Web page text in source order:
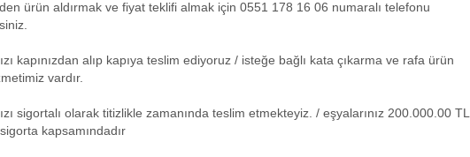
ürün aldırmak ve fiyat teklifi almak için 0551 178 16 06 numaralı telefonu
kapınızdan alıp kapıya teslim ediyoruz / isteğe bağlı kata çıkarma ve rafa ürün
vardır.
sigortalı olarak titizlikle zamanında teslim etmekteyiz. / eşyalarınız 200.000.00 TL
kapsamındadır